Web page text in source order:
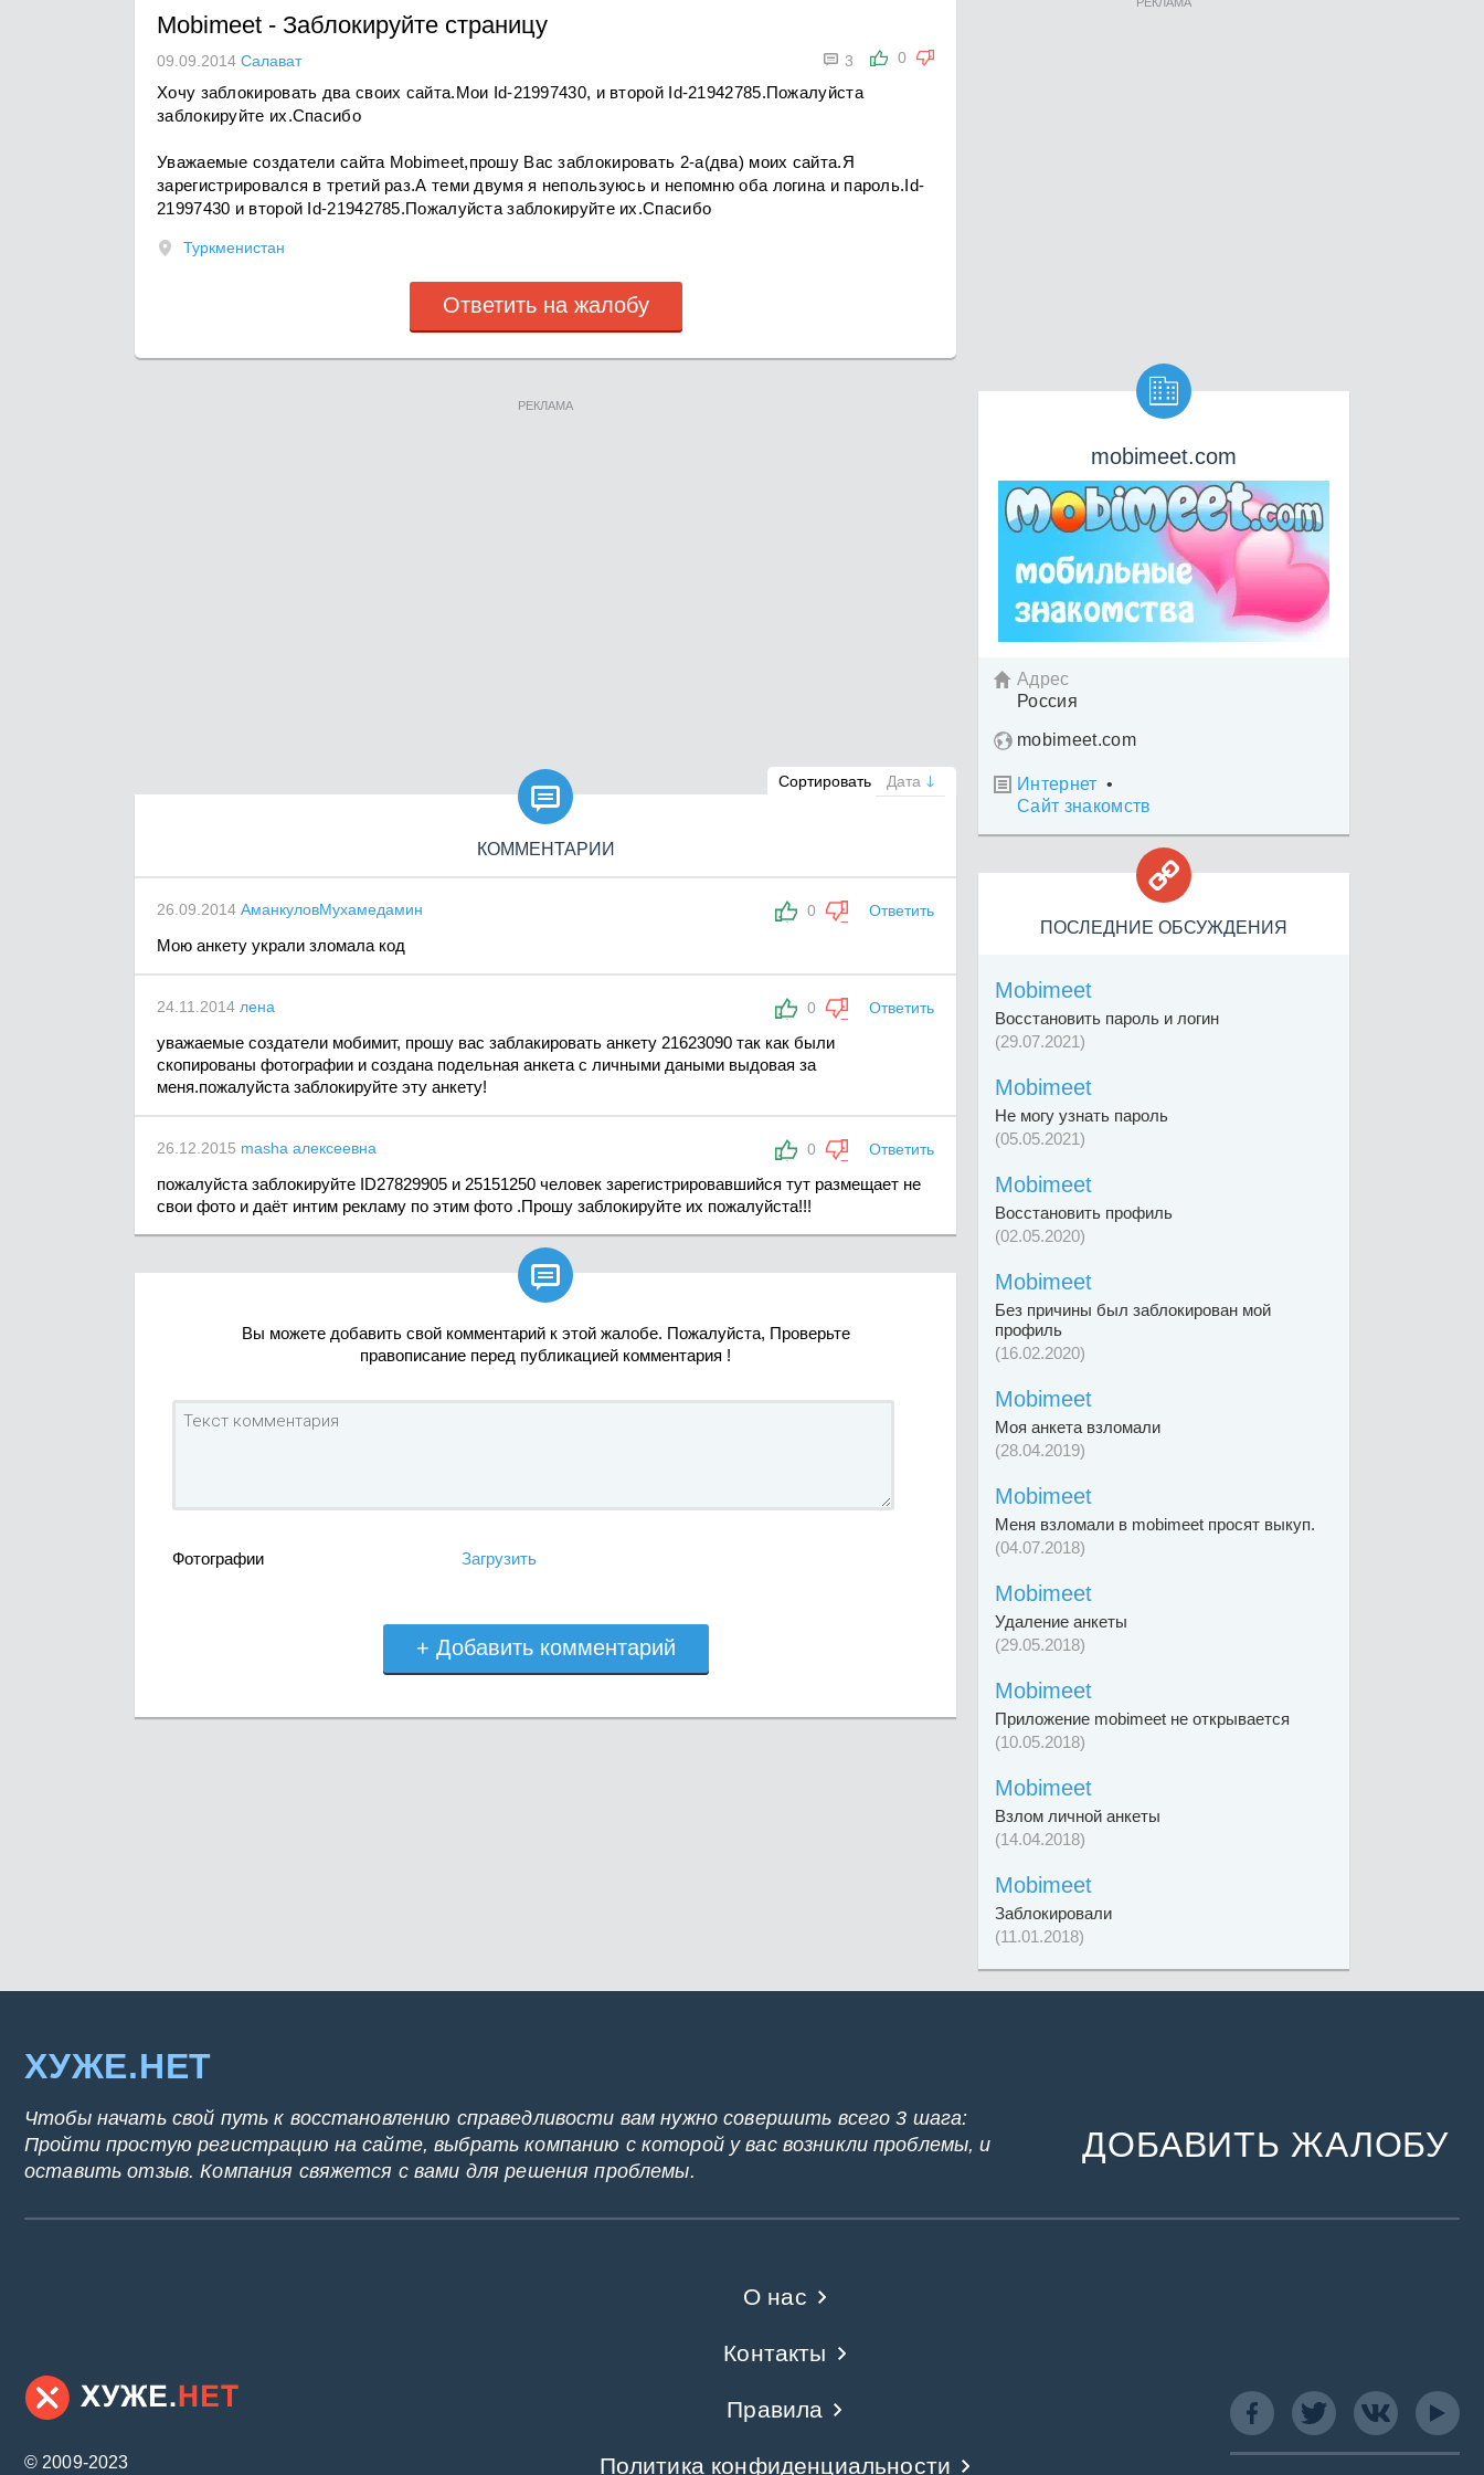
Mobimeet - Заблокируйте страницу
0
 3
09.09.2014 Салават
Хочу заблокировать два своих сайта.Мои Id-21997430, и второй Id-21942785.Пожалуйста
заблокируйте их.Спасибо
Уважаемые создатели сайта Mobimeet,прошу Вас заблокировать 2-а(два) моих сайта.Я
зарегистрировался в третий раз.А теми двумя я непользуюсь и непомню оба логина и пароль.Id-
21997430 и второй Id-21942785.Пожалуйста заблокируйте их.Спасибо
Туркменистан
Ответить на жалобу
РЕКЛАМА
Сортировать Дата

КОММЕНТАРИИ
0 Ответить
26.09.2014 АманкуловМухамедамин
Мою анкету украли зломала код
0 Ответить
24.11.2014 лена
уважаемые создатели мобимит, прошу вас заблакировать анкету 21623090 так как были
скопированы фотографии и создана подельная анкета с личными даными выдовая за
меня.пожалуйста заблокируйте эту анкету!
0 Ответить
26.12.2015 masha алексеевна
пожалуйста заблокируйте ID27829905 и 25151250 человек зарегистрировавшийся тут размещает не
свои фото и даёт интим рекламу по этим фото .Прошу заблокируйте их пожалуйста!!!

Вы можете добавить свой комментарий к этой жалобе. Пожалуйста, Проверьте
правописание перед публикацией комментария !
Фотографии Загрузить
+ Добавить комментарий

mobimeet.com
 Адрес
Россия
mobimeet.com
 Интернет •
Сайт знакомств

ПОСЛЕДНИЕ ОБСУЖДЕНИЯ
Mobimeet
Восстановить пароль и логин
(29.07.2021)
Mobimeet
Не могу узнать пароль
(05.05.2021)
Mobimeet
Восстановить профиль
(02.05.2020)
Mobimeet
Без причины был заблокирован мой
профиль
(16.02.2020)
Mobimeet
Моя анкета взломали
(28.04.2019)
Mobimeet
Меня взломали в mobimeet просят выкуп.
(04.07.2018)
Mobimeet
Удаление анкеты
(29.05.2018)
Mobimeet
Приложение mobimeet не открывается
(10.05.2018)
Mobimeet
Взлом личной анкеты
(14.04.2018)
Mobimeet
Заблокировали
(11.01.2018)
ХУЖЕ.НЕТ
Чтобы начать свой путь к восстановлению справедливости вам нужно совершить всего 3 шага:
Пройти простую регистрацию на сайте, выбрать компанию с которой у вас возникли проблемы, и
оставить отзыв. Компания свяжется с вами для решения проблемы.
ДОБАВИТЬ ЖАЛОБУ
© 2009-2023
О нас
Контакты
Правила
Политика конфиденциальности